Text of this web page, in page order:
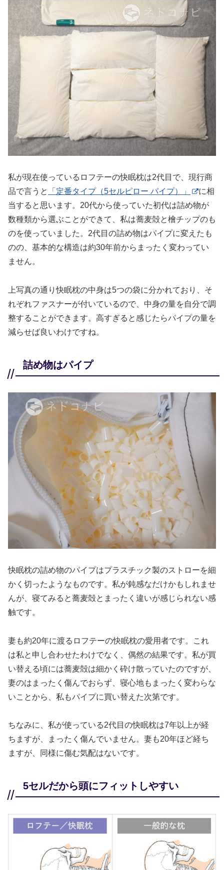
私が現在使っているロフテーの快眠枕は2代目で、現行商
品で言うと
「定番タイプ（5セルピロー パイプ）」
に相
当すると思います。20代から使っていた初代は詰め物が
数種類から選ぶことができて、私は蕎麦殻と檜チップのも
のを使っていました。2代目の詰め物はパイプに変えたも
のの、基本的な構造は約30年前からまったく変わってい
ません。
上写真の通り快眠枕の中身は5つの袋に分かれており、そ
れぞれファスナーが付いているので、中身の量を自分で調
整することができます。高すぎると感じたらパイプの量を
減らせば良いわけですね。
詰め物はパイプ
快眠枕の詰め物のパイプはプラスチック製のストローを細
かく切ったようなものです。私が鈍感なだけかもしれませ
んが、寝てみると蕎麦殻とまったく違いが感じられない感
触です。
妻も約20年に渡るロフテーの快眠枕の愛用者です。これ
は私と申し合わせたわけでなく、偶然の結果です。私が買
い替える頃には蕎麦殻は細かく砕け散っていたのですが、
妻のはまったく傷んでおらず、寝心地もまったく変わらな
いことから、私もパイプに買い替えた次第です。
ちなみに、私が使っている2代目の快眠枕は7年以上が経
ちますが、まったく傷んでいません。妻も20年ほど経ち
ますが、同様に傷む気配はないです。
5セルだから頭にフィットしやすい